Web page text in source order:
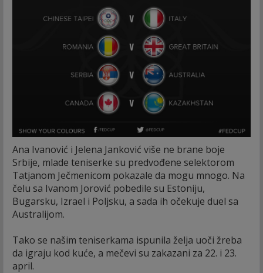
Ana Ivanović i Jelena Janković više ne brane boje
Srbije, mlade teniserke su predvođene selektorom
Tatjanom Ječmenicom pokazale da mogu mnogo. Na
čelu sa Ivanom Jorović pobedile su Estoniju,
Bugarsku, Izrael i Poljsku, a sada ih očekuje duel sa
Australijom.
Tako se našim teniserkama ispunila želja uoči žreba
da igraju kod kuće, a mečevi su zakazani za 22. i 23.
april.